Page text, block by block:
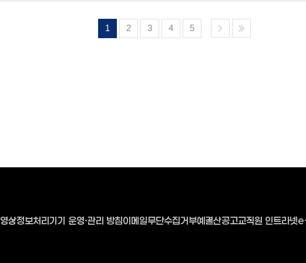
1 2 3 4 5
영상정보처리기기 운영·관리 방침이메일무단수집거부예결산공고교직원 인트라넷